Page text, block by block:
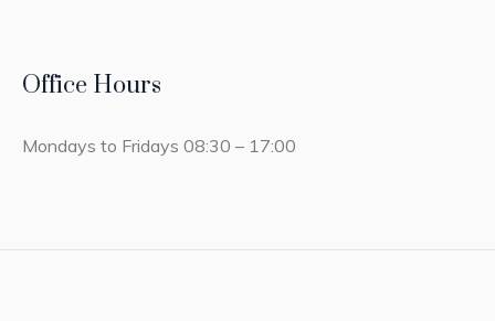
Office Hours
Mondays to Fridays 08:30 – 17:00